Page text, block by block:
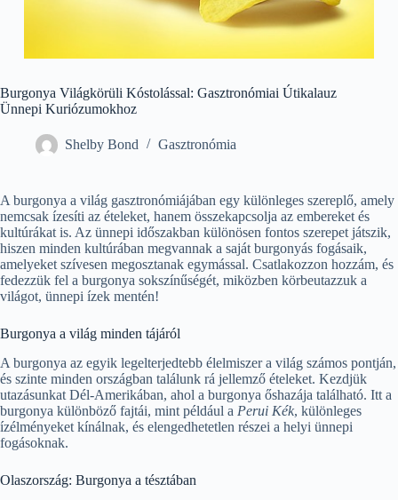
Burgonya Világkörüli Kóstolással: Gasztronómiai Útikalauz
Ünnepi Kuriózumokhoz
Shelby Bond Gasztronómia
A burgonya a világ gasztronómiájában egy különleges szereplő, amely
nemcsak ízesíti az ételeket, hanem összekapcsolja az embereket és
kultúrákat is. Az ünnepi időszakban különösen fontos szerepet játszik,
hiszen minden kultúrában megvannak a saját burgonyás fogásaik,
amelyeket szívesen megosztanak egymással. Csatlakozzon hozzám, és
fedezzük fel a burgonya sokszínűségét, miközben körbeutazzuk a
világot, ünnepi ízek mentén!
Burgonya a világ minden tájáról
A burgonya az egyik legelterjedtebb élelmiszer a világ számos pontján,
és szinte minden országban találunk rá jellemző ételeket. Kezdjük
utazásunkat Dél-Amerikában, ahol a burgonya őshazája található. Itt a
burgonya különböző fajtái, mint például a Perui Kék, különleges
ízélményeket kínálnak, és elengedhetetlen részei a helyi ünnepi
fogásoknak.
Olaszország: Burgonya a tésztában